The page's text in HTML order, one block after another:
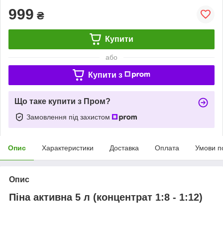
999 ₴
Купити
або
Купити з
Що таке купити з Пром?
Замовлення під захистом
Опис Характеристики Доставка Оплата Умови
Опис
Піна активна 5 л (концентрат 1:8 - 1:12)